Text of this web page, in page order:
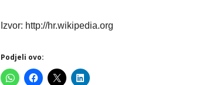
Izvor: http://hr.wikipedia.org
Podjeli ovo: